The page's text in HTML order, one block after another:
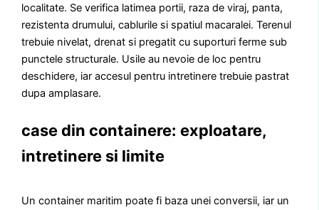
localitate. Se verifica latimea portii, raza de viraj, panta,
rezistenta drumului, cablurile si spatiul macaralei. Terenul
trebuie nivelat, drenat si pregatit cu suporturi ferme sub
punctele structurale. Usile au nevoie de loc pentru
deschidere, iar accesul pentru intretinere trebuie pastrat
dupa amplasare.
case din containere: exploatare,
intretinere si limite
Un container maritim poate fi baza unei conversii, iar un